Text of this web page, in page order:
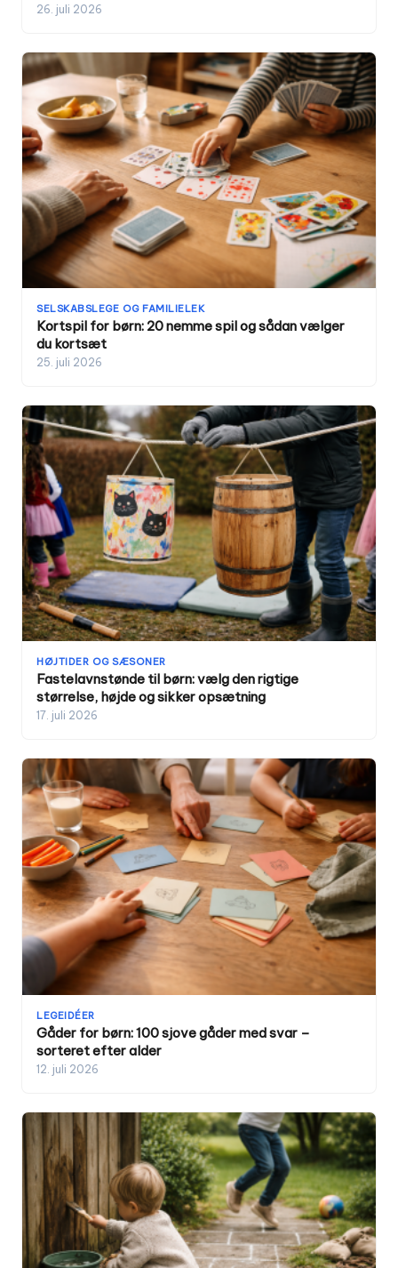
26. juli 2026
SELSKABSLEGE OG FAMILIELEK
Kortspil for børn: 20 nemme spil og sådan vælger
du kortsæt
25. juli 2026
HØJTIDER OG SÆSONER
Fastelavnstønde til børn: vælg den rigtige
størrelse, højde og sikker opsætning
17. juli 2026
LEGEIDÉER
Gåder for børn: 100 sjove gåder med svar –
sorteret efter alder
12. juli 2026